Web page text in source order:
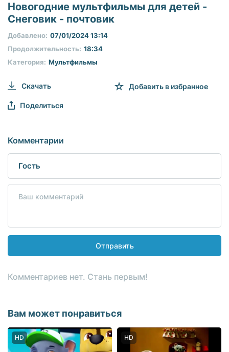
seconds
Новогодние мультфильмы для детей -
Снеговик - почтовик
Категория: Мультфильмы
Продолжительность: 18:34
Добавлено: 07/01/2024 13:14
Скачать Добавить в избранное
Поделиться
Комментарии
Отправить
Комментариев нет. Стань первым!
Вам может понравиться
HD HD